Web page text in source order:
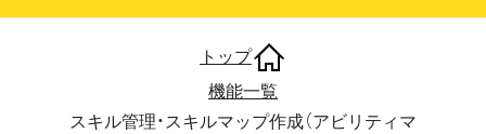
トップ
機能一覧
スキル管理・スキルマップ作成（アビリティマ